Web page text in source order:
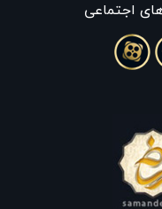
اجتماعی